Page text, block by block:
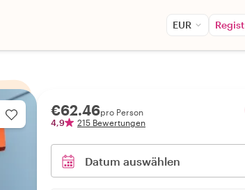
EUR
€62.46pro Person
4,9
215 Bewertungen
Datum auswählen